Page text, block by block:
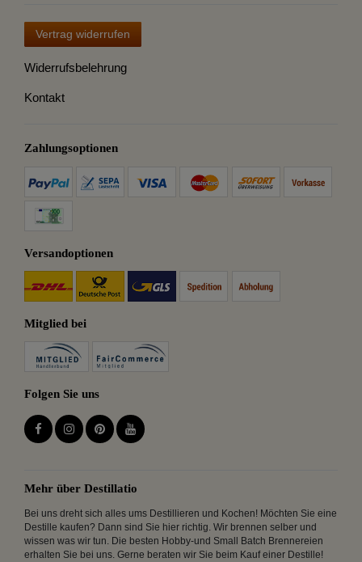
Vertrag widerrufen
Widerrufsbelehrung
Kontakt
Zahlungsoptionen
Versandoptionen
Mitglied bei
Folgen Sie uns
Mehr über Destillatio
Bei uns dreht sich alles ums Destillieren und Kochen! Möchten Sie eine
Destille kaufen? Dann sind Sie hier richtig. Wir brennen selber und
wissen was wir tun. Die besten Hobby-und Small Batch Brennereien
erhalten Sie bei uns. Gerne beraten wir Sie beim Kauf einer Destille!